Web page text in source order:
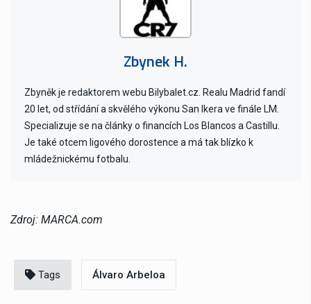
Zbynek H.
Zbyněk je redaktorem webu Bilybalet.cz. Realu Madrid fandí
20 let, od střídání a skvělého výkonu San Ikera ve finále LM.
Specializuje se na články o financích Los Blancos a Castillu.
Je také otcem ligového dorostence a má tak blízko k
mládežnickému fotbalu.
Zdroj: MARCA.com
Tags Álvaro Arbeloa